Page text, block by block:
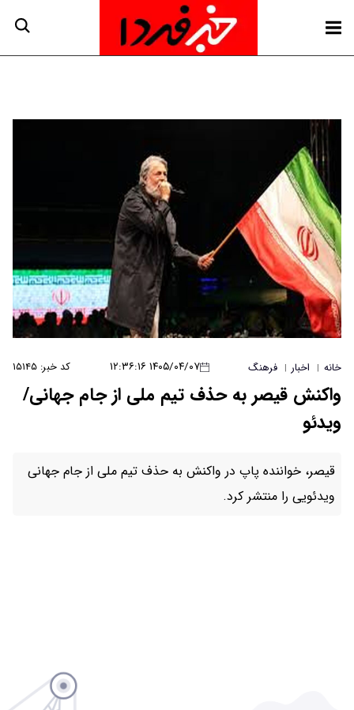
۱۴۰۵/۰۴/۰۷ ۱۲:۳۶:۱۶ کد خبر: ۱۵۱۴۵
تیم ملی از جام جهانی/
واکنش به حذف تیم ملی از جام جهانی